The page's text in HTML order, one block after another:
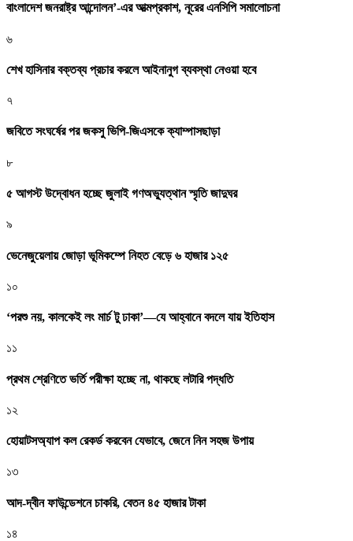
বাংলাদেশ জনরাষ্ট্র আন্দোলন’-এর আত্মপ্রকাশ, নূরের এনসিপি সমালোচনা
৬
শেখ হাসিনার বক্তব্য প্রচার করলে আইনানুগ ব্যবস্থা নেওয়া হবে
৭
জবিতে সংঘর্ষের পর জকসু ভিপি-জিএসকে ক্যাম্পাসছাড়া
৮
৫ আগস্ট উদ্বোধন হচ্ছে জুলাই গণঅভ্যুত্থান স্মৃতি জাদুঘর
৯
ভেনেজুয়েলায় জোড়া ভূমিকম্পে নিহত বেড়ে ৬ হাজার ১২৫
১০
‘পরশু নয়, কালকেই লং মার্চ টু ঢাকা’—যে আহ্বানে বদলে যায় ইতিহাস
১১
প্রথম শ্রেণিতে ভর্তি পরীক্ষা হচ্ছে না, থাকছে লটারি পদ্ধতি
১২
হোয়াটসঅ্যাপ কল রেকর্ড করবেন যেভাবে, জেনে নিন সহজ উপায়
১৩
আদ-দ্বীন ফাউন্ডেশনে চাকরি, বেতন ৪৫ হাজার টাকা
১৪